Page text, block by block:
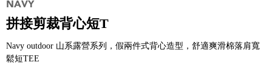
拼接剪裁背心短T
Navy outdoor 山系露營系列，假兩件式背心造型，舒適爽滑棉落肩寬
鬆短TEE